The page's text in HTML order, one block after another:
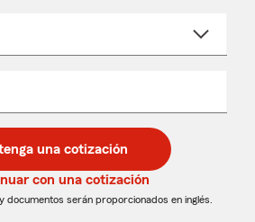
desplegable
una cotización
con una cotización
documentos serán proporcionados en inglés.